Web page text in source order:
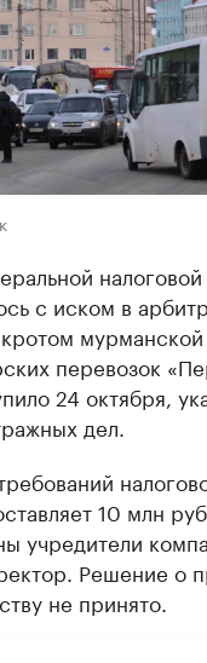
с иском в
перевозок
24 октября,
дел.
10 млн
учредители
Решение о
не принято.